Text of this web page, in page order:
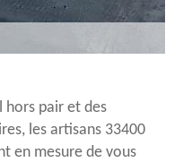
hors pair et des
les artisans 33400
en mesure de vous